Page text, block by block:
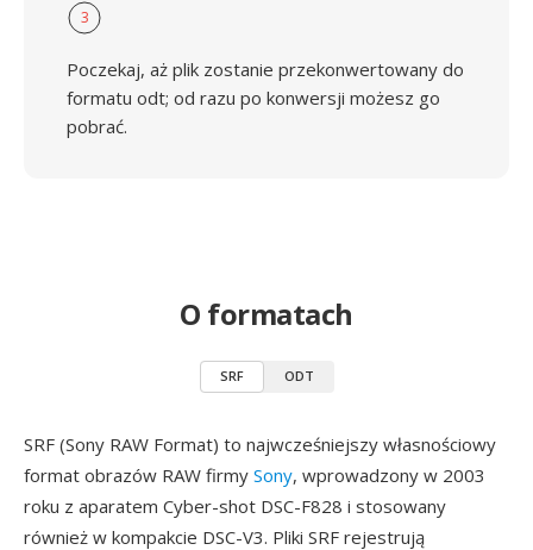
3
Poczekaj, aż plik zostanie przekonwertowany do
formatu odt; od razu po konwersji możesz go
pobrać.
O formatach
SRF ODT
SRF (Sony RAW Format) to najwcześniejszy własnościowy
format obrazów RAW firmy Sony, wprowadzony w 2003
roku z aparatem Cyber-shot DSC-F828 i stosowany
również w kompakcie DSC-V3. Pliki SRF rejestrują